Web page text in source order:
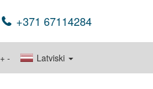
+371 67114284
Latviski
+ -